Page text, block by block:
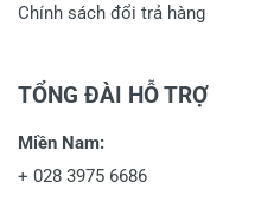
Chính sách đổi trả hàng
TỔNG ĐÀI HỖ TRỢ
Miền Nam:
+ 028 3975 6686